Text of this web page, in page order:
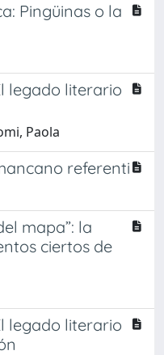
Pingüinas o la
legado literario
Paola
referenti
mapa”: la
ciertos de
legado literario